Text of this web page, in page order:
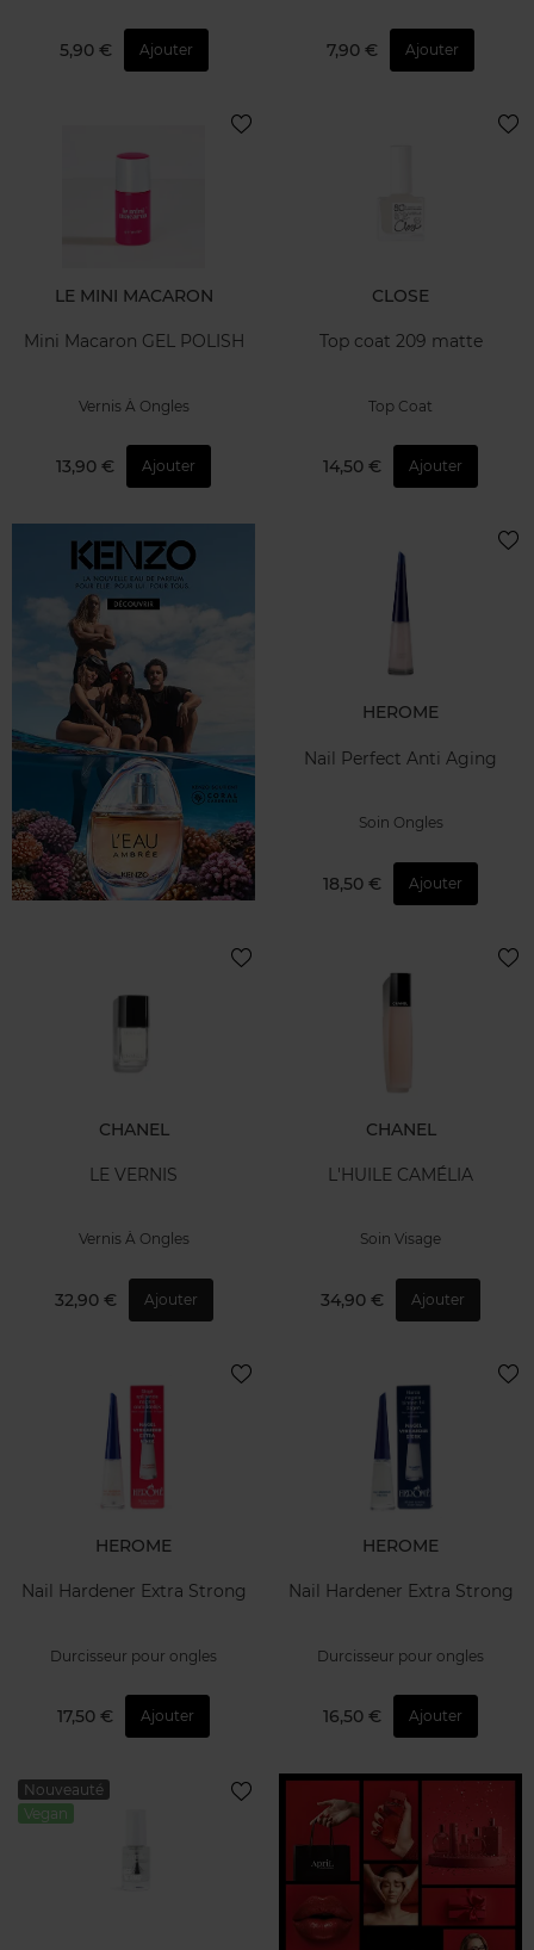
5,90 € Ajouter 7,90 € Ajouter
LE MINI MACARON
Mini Macaron GEL POLISH
Vernis À Ongles
13,90 € Ajouter
CLOSE
Top coat 209 matte
Top Coat
14,50 € Ajouter
HEROME
Nail Perfect Anti Aging
Soin Ongles
18,50 € Ajouter
CHANEL
LE VERNIS
Vernis À Ongles
32,90 € Ajouter
CHANEL
L'HUILE CAMÉLIA
Soin Visage
34,90 € Ajouter
HEROME
Nail Hardener Extra Strong
Durcisseur pour ongles
17,50 € Ajouter
HEROME
Nail Hardener Extra Strong
Durcisseur pour ongles
16,50 € Ajouter
Nouveauté
Vegan